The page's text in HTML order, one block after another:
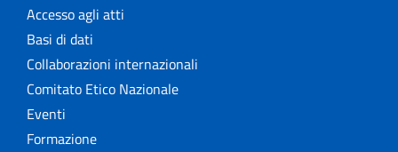
Accesso agli atti
Basi di dati
Collaborazioni internazionali
Comitato Etico Nazionale
Eventi
Formazione